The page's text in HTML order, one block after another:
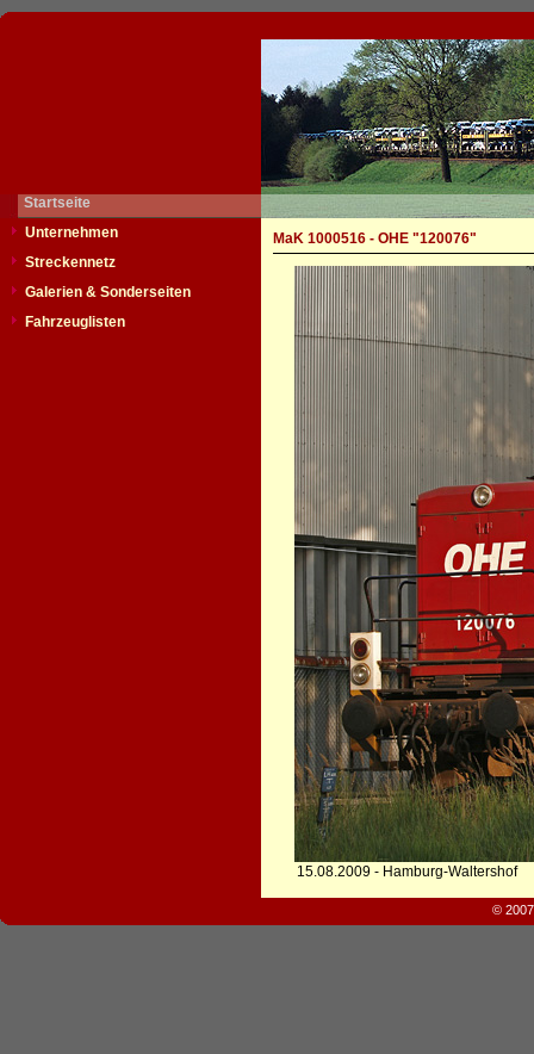
Startseite
Unternehmen
Streckennetz
Galerien & Sonderseiten
Fahrzeuglisten
MaK 1000516 - OHE "120076"
15.08.2009 - Hamburg-Waltershof
©